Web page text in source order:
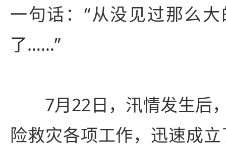
一句话：“从没见过那么
了……”
7月22日，汛情发生后
险救灾各项工作，迅速成